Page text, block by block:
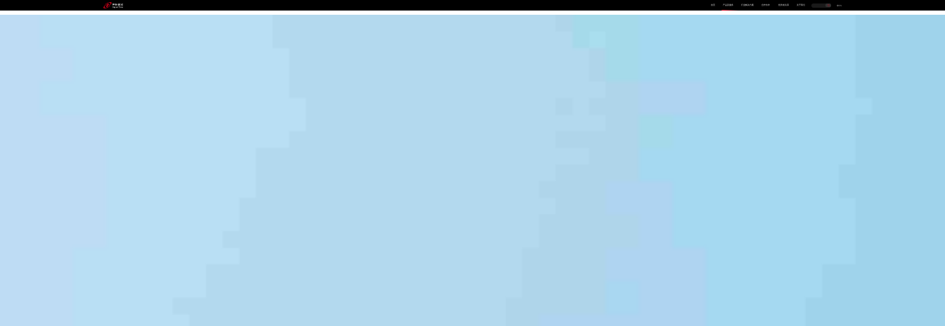
首页 产品及服务 行业解决方案 合作伙伴 投资者关系 关于我们 中EN